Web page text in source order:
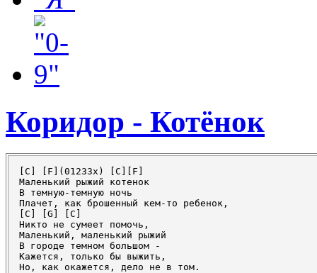
Коридор - Котёнок
[C] [F](01233x) [C][F]
Маленький рыжий котенок
В темную-темную ночь
Плачет, как брошенный кем-то ребенок,
[C] [G] [C]
Никто не сумеет помочь,
Маленький, маленький рыжий
В городе темном большом -
Кажется, только бы выжить,
Но, как окажется, дело не в том.